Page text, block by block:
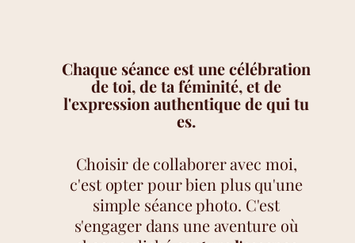
Chaque séance est une célébration
de toi, de ta féminité, et de
l'expression authentique de qui tu
es.
Choisir de collaborer avec moi,
c'est opter pour bien plus qu'une
simple séance photo. C'est
s'engager dans une aventure où